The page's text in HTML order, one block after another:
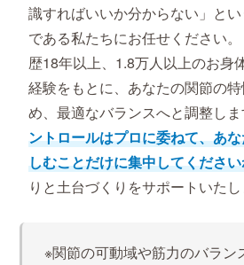
識すればいいか分からない」と
である私たちにお任せください。
歴18年以上、1.8万人以上のお身
経験をもとに、あなたの関節の
め、最適なバランスへと調整しま
ントロールはプロに委ねて、あ
しむことだけに集中してくださ
りと土台づくりをサポートいたし
※関節の可動域や筋力のバラン